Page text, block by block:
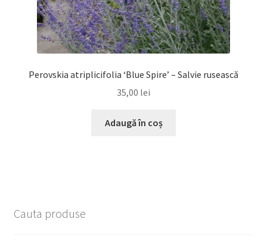
Perovskia atriplicifolia ‘Blue Spire’ – Salvie rusească
35,00 lei
Adaugă în coș
Cauta produse